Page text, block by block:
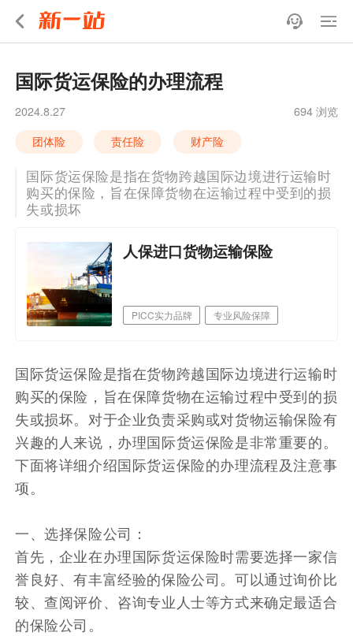
国际货运保险的办理流程
2024.8.27
694 浏览
团体险
责任险 财产险
国际货运保险是指在货物跨越国际边境进行运输时
购买的保险，旨在保障货物在运输过程中受到的损
失或损坏
人保进口货物运输保险
PICC实力品牌
专业风险保障
国际货运保险是指在货物跨越国际边境进行运输时
购买的保险，旨在保障货物在运输过程中受到的损
失或损坏。对于企业负责采购或对货物运输保险有
兴趣的人来说，办理国际货运保险是非常重要的。
下面将详细介绍国际货运保险的办理流程及注意事
项。
一、选择保险公司：
首先，企业在办理国际货运保险时需要选择一家信
誉良好、有丰富经验的保险公司。可以通过询价比
较、查阅评价、咨询专业人士等方式来确定最适合
的保险公司。